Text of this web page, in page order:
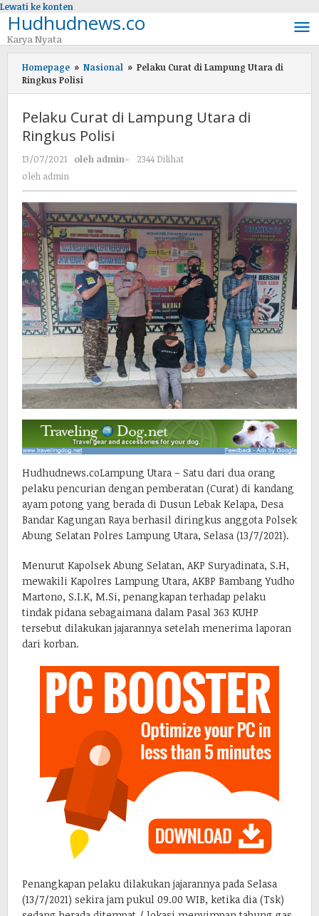
Lewati ke konten
Hudhudnews.co
Karya Nyata
Homepage » Nasional » Pelaku Curat di Lampung Utara di
Ringkus Polisi
Pelaku Curat di Lampung Utara di
Ringkus Polisi
13/07/2021 oleh admin-
2344 Dilihat
oleh admin
Hudhudnews.coLampung Utara – Satu dari dua orang
pelaku pencurian dengan pemberatan (Curat) di kandang
ayam potong yang berada di Dusun Lebak Kelapa, Desa
Bandar Kagungan Raya berhasil diringkus anggota Polsek
Abung Selatan Polres Lampung Utara, Selasa (13/7/2021).
Menurut Kapolsek Abung Selatan, AKP Suryadinata, S.H,
mewakili Kapolres Lampung Utara, AKBP Bambang Yudho
Martono, S.I.K, M.Si, penangkapan terhadap pelaku
tindak pidana sebagaimana dalam Pasal 363 KUHP
tersebut dilakukan jajarannya setelah menerima laporan
dari korban.
Penangkapan pelaku dilakukan jajarannya pada Selasa
(13/7/2021) sekira jam pukul 09.00 WIB, ketika dia (Tsk)